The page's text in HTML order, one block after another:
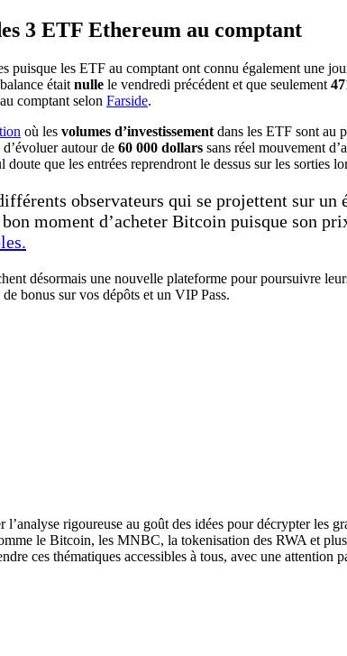
3 ETF Ethereum au comptant
puisque les ETF au comptant ont connu également une
était nulle le vendredi précédent et que seulement
comptant selon Farside.
où les volumes d’investissement dans les ETF sont au
autour de 60 000 dollars sans réel mouvement
que les entrées reprendront le dessus sur les sorties
observateurs qui se projettent sur
moment d’acheter Bitcoin puisque son
désormais une nouvelle plateforme pour poursuivre
bonus sur vos dépôts et un VIP Pass.
rigoureuse au goût des idées pour décrypter
le Bitcoin, les MNBC, la tokenisation des RWA et
ces thématiques accessibles à tous, avec une attention